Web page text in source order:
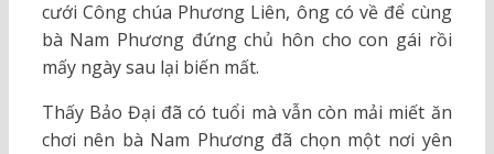
cưới Công chúa Phương Liên, ông có về để cùng
bà Nam Phương đứng chủ hôn cho con gái rồi
mấy ngày sau lại biến mất.
Thấy Bảo Đại đã có tuổi mà vẫn còn mải miết ăn
chơi nên bà Nam Phương đã chọn một nơi yên